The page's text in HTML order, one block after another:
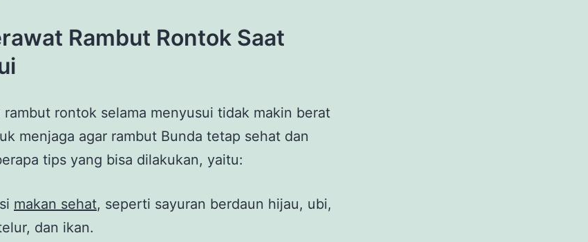
Rambut Rontok Saat
rambut rontok selama menyusui tidak makin berat
menjaga agar rambut Bunda tetap sehat dan
tips yang bisa dilakukan, yaitu:
makan sehat, seperti sayuran berdaun hijau, ubi,
dan ikan.